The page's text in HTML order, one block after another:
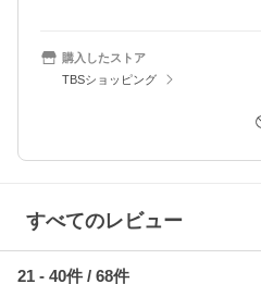
購入したストア
TBSショッピング
すべてのレビュー
21 - 40件 / 68件